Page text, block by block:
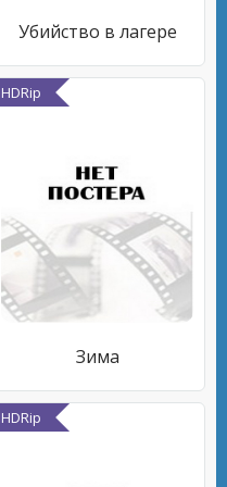
Убийство в лагере
HDRip
Зима
HDRip